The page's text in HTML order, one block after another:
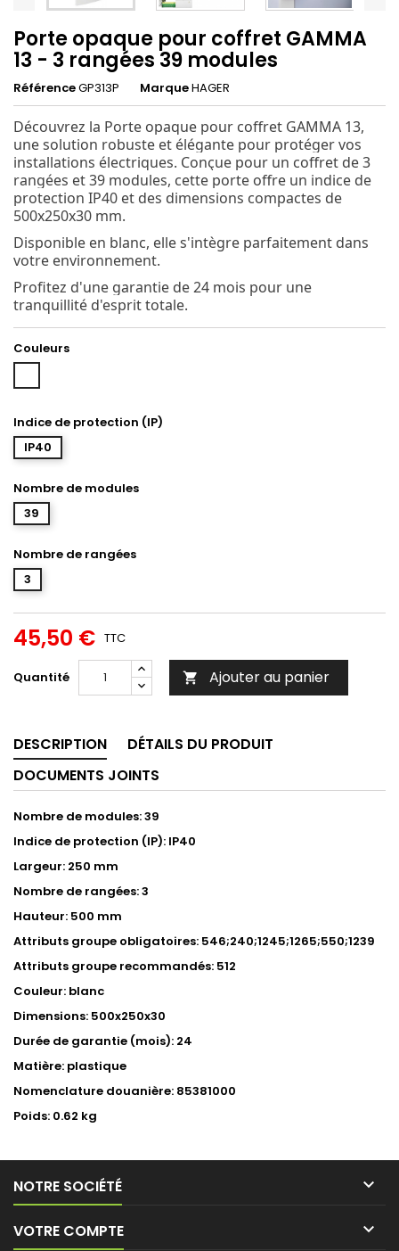
Porte opaque pour coffret GAMMA
13 - 3 rangées 39 modules
RéférenceGP313P MarqueHAGER
Découvrez la Porte opaque pour coffret GAMMA 13,
une solution robuste et élégante pour protéger vos
installations électriques. Conçue pour un coffret de 3
rangées et 39 modules, cette porte offre un indice de
protection IP40 et des dimensions compactes de
500x250x30 mm.
Disponible en blanc, elle s'intègre parfaitement dans
votre environnement.
Profitez d'une garantie de 24 mois pour une
tranquillité d'esprit totale.
Couleurs
Indice de protection (IP)
IP40
Nombre de modules
39
Nombre de rangées
3
45,50 € TTC
Quantité  Ajouter au panier
DESCRIPTION
DÉTAILS DU PRODUIT
DOCUMENTS JOINTS
Nombre de modules: 39
Indice de protection (IP): IP40
Largeur: 250 mm
Nombre de rangées: 3
Hauteur: 500 mm
Attributs groupe obligatoires: 546;240;1245;1265;550;1239
Attributs groupe recommandés: 512
Couleur: blanc
Dimensions: 500x250x30
Durée de garantie (mois): 24
Matière: plastique
Nomenclature douanière: 85381000
Poids: 0.62 kg
NOTRE SOCIÉTÉ 
VOTRE COMPTE 